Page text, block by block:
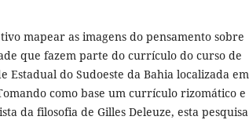
mapear as imagens do pensamento sobre
que fazem parte do currículo do curso de
Estadual do Sudoeste da Bahia localizada em
como base um currículo rizomático e
da filosofia de Gilles Deleuze, esta pesquisa